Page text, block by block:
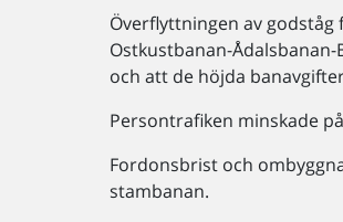
Överflyttningen av
Ostkustbanan-
och att de höjda
Persontrafiken minskade
Fordonsbrist och
stambanan.